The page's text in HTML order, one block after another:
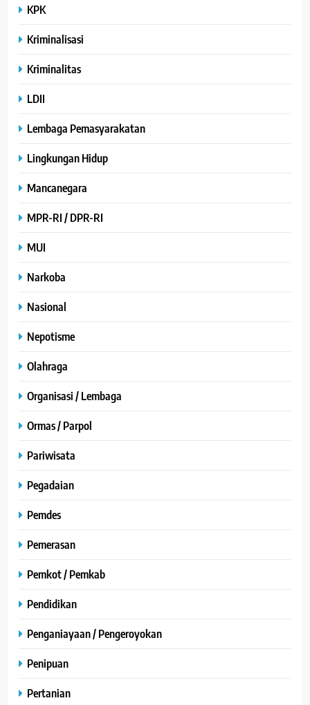
KPK
Kriminalisasi
Kriminalitas
LDII
Lembaga Pemasyarakatan
Lingkungan Hidup
Mancanegara
MPR-RI / DPR-RI
MUI
Narkoba
Nasional
Nepotisme
Olahraga
Organisasi / Lembaga
Ormas / Parpol
Pariwisata
Pegadaian
Pemdes
Pemerasan
Pemkot / Pemkab
Pendidikan
Penganiayaan / Pengeroyokan
Penipuan
Pertanian